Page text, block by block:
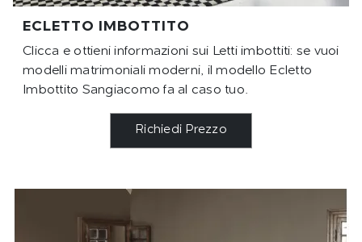
ECLETTO IMBOTTITO
Clicca e ottieni informazioni sui Letti imbottiti: se vuoi
modelli matrimoniali moderni, il modello Ecletto
Imbottito Sangiacomo fa al caso tuo.
Richiedi Prezzo